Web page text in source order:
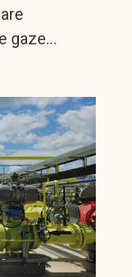
gaze